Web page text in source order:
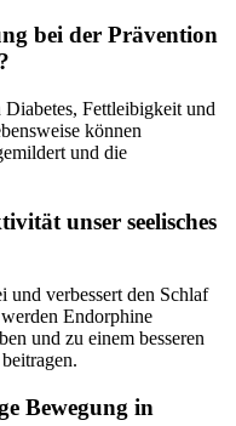
bei der Prävention
Fettleibigkeit und
können
und die
unser seelisches
verbessert den Schlaf
Endorphine
und zu einem besseren
Bewegung in